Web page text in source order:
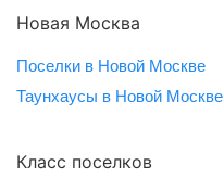
Новая Москва
Поселки в Новой Москве
Таунхаусы в Новой Москве
Класс поселков